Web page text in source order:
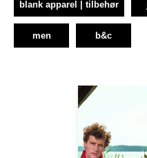
blank apparel | tilbehør
men b&c